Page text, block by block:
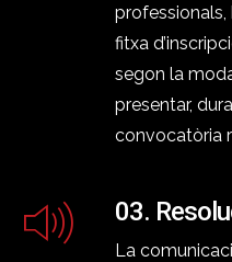
professionals,
fitxa
segon la
presentar,
convocatòria
03.
La